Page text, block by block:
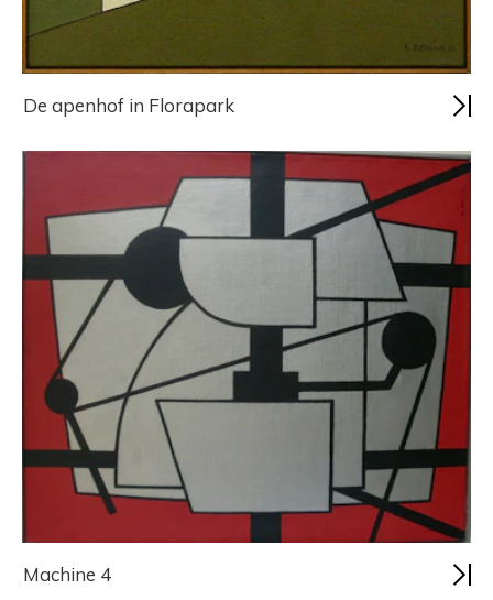
De apenhof in Florapark
Machine 4